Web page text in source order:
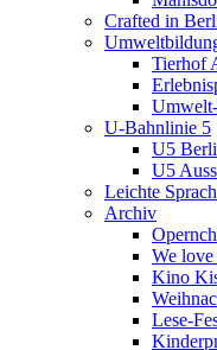
Crafted in
Tierhof
U-Bahnlinie 5
U5
U5
Leichte
Archiv
We love
Kino
Lese-